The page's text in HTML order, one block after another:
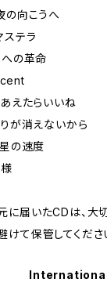
の向こうへ
ステラ
の革命
えたらいいね
が消えないから
の速度
に届いたCDは、大
けて保管してくださ